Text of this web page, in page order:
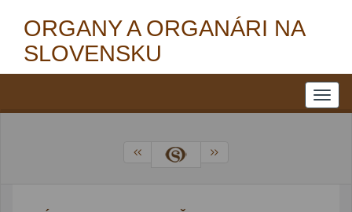
ORGANY A ORGANÁRI NA
SLOVENSKU